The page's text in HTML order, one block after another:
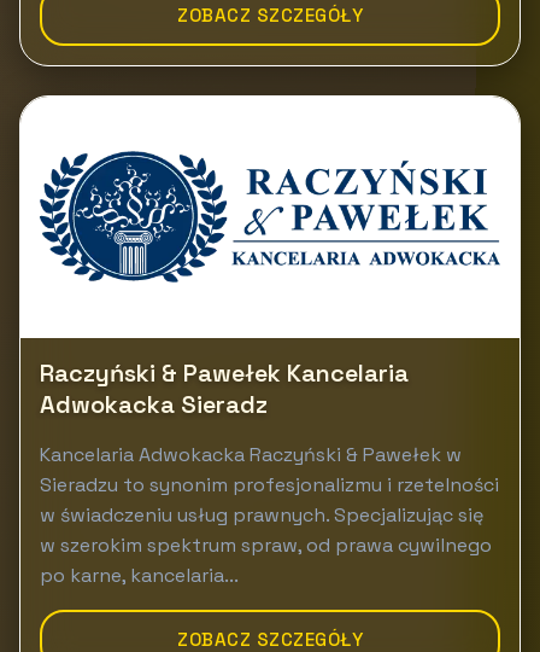
ZOBACZ SZCZEGÓŁY
Raczyński & Pawełek Kancelaria
Adwokacka Sieradz
Kancelaria Adwokacka Raczyński & Pawełek w
Sieradzu to synonim profesjonalizmu i rzetelności
w świadczeniu usług prawnych. Specjalizując się
w szerokim spektrum spraw, od prawa cywilnego
po karne, kancelaria...
ZOBACZ SZCZEGÓŁY